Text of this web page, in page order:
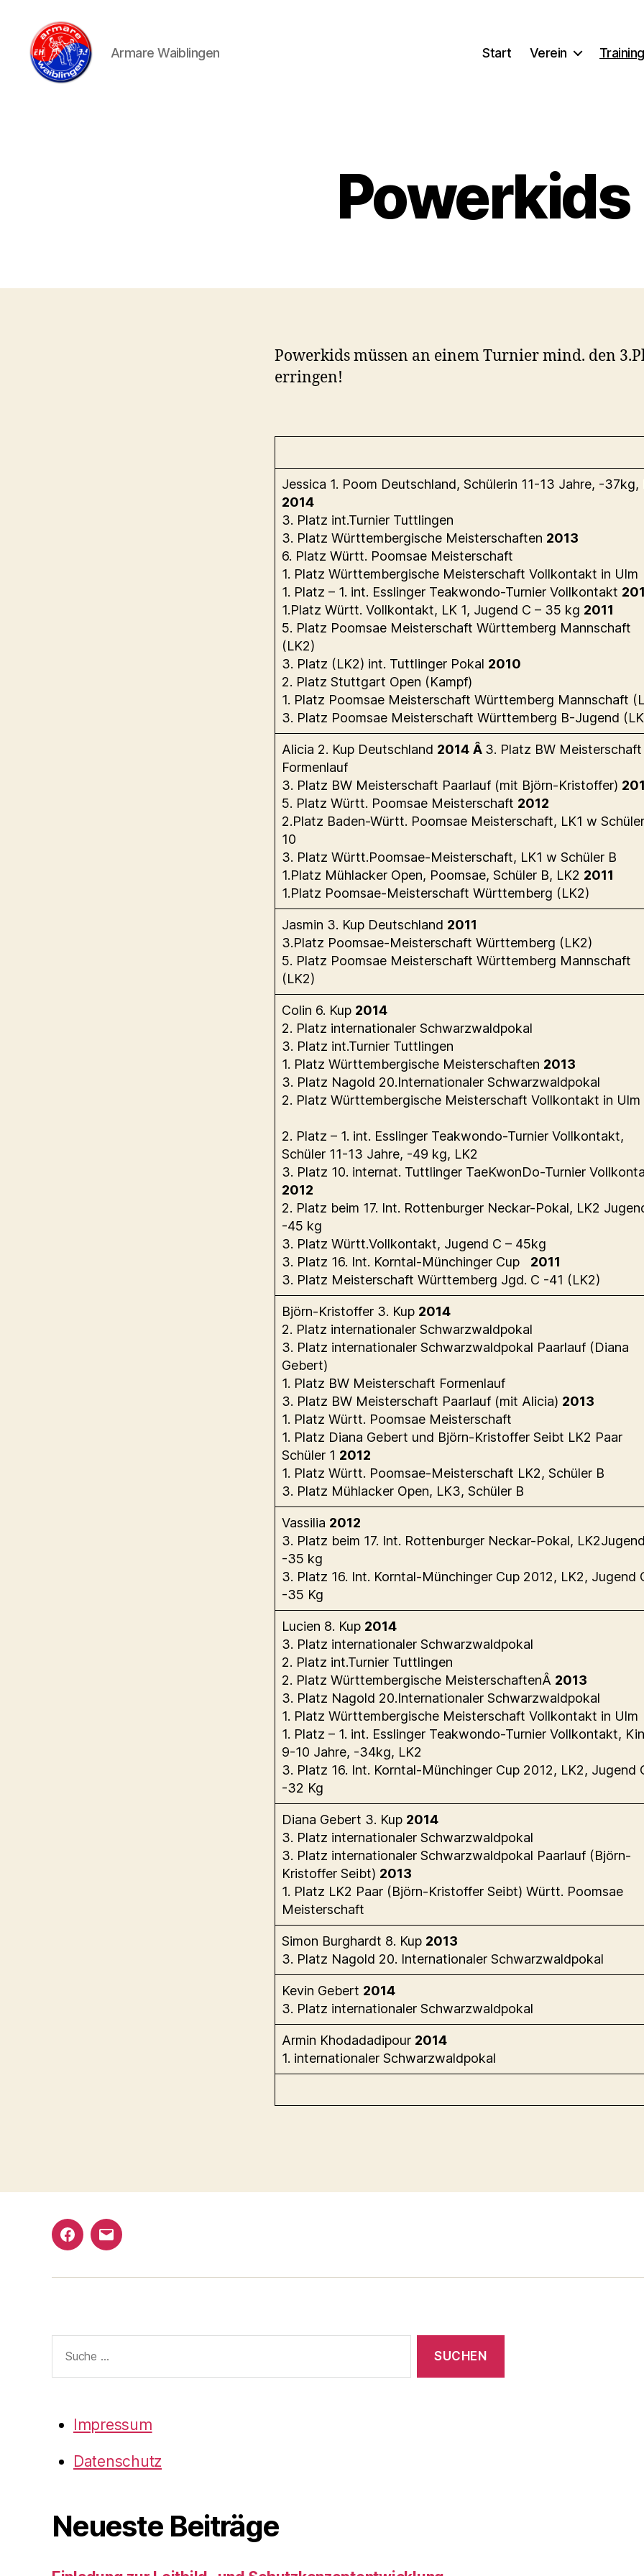
Armare Waiblingen Start Verein Training
Powerkids
Powerkids müssen an einem Turnier mind. den
erringen!
Jessica 1. Poom Deutschland, Schülerin 11-13 Jahre, -37kg,
2014
3. Platz int.Turnier Tuttlingen
3. Platz Württembergische Meisterschaften 2013
6. Platz Württ. Poomsae Meisterschaft
1. Platz Württembergische Meisterschaft Vollkontakt in Ulm
1. Platz – 1. int. Esslinger Teakwondo-Turnier Vollkontakt
1.Platz Württ. Vollkontakt, LK 1, Jugend C – 35 kg 2011
5. Platz Poomsae Meisterschaft Württemberg Mannschaft
(LK2)
3. Platz (LK2) int. Tuttlinger Pokal 2010
2. Platz Stuttgart Open (Kampf)
1. Platz Poomsae Meisterschaft Württemberg Mannschaft
3. Platz Poomsae Meisterschaft Württemberg B-Jugend
Alicia 2. Kup Deutschland 2014 Â 3. Platz BW Meisterschaft
Formenlauf
3. Platz BW Meisterschaft Paarlauf (mit Björn-Kristoffer)
5. Platz Württ. Poomsae Meisterschaft 2012
2.Platz Baden-Württ. Poomsae Meisterschaft, LK1 w
10
3. Platz Württ.Poomsae-Meisterschaft, LK1 w Schüler B
1.Platz Mühlacker Open, Poomsae, Schüler B, LK2 2011
1.Platz Poomsae-Meisterschaft Württemberg (LK2)
Jasmin 3. Kup Deutschland 2011
3.Platz Poomsae-Meisterschaft Württemberg (LK2)
5. Platz Poomsae Meisterschaft Württemberg Mannschaft
(LK2)
Colin 6. Kup 2014
2. Platz internationaler Schwarzwaldpokal
3. Platz int.Turnier Tuttlingen
1. Platz Württembergische Meisterschaften 2013
3. Platz Nagold 20.Internationaler Schwarzwaldpokal
2. Platz Württembergische Meisterschaft Vollkontakt in Ulm
2. Platz – 1. int. Esslinger Teakwondo-Turnier Vollkontakt,
Schüler 11-13 Jahre, -49 kg, LK2
3. Platz 10. internat. Tuttlinger TaeKwonDo-Turnier
2012
2. Platz beim 17. Int. Rottenburger Neckar-Pokal, LK2
-45 kg
3. Platz Württ.Vollkontakt, Jugend C – 45kg
3. Platz 16. Int. Korntal-Münchinger Cup 2011
3. Platz Meisterschaft Württemberg Jgd. C -41 (LK2)
Björn-Kristoffer 3. Kup 2014
2. Platz internationaler Schwarzwaldpokal
3. Platz internationaler Schwarzwaldpokal Paarlauf (Diana
Gebert)
1. Platz BW Meisterschaft Formenlauf
3. Platz BW Meisterschaft Paarlauf (mit Alicia) 2013
1. Platz Württ. Poomsae Meisterschaft
1. Platz Diana Gebert und Björn-Kristoffer Seibt LK2 Paar
Schüler 1 2012
1. Platz Württ. Poomsae-Meisterschaft LK2, Schüler B
3. Platz Mühlacker Open, LK3, Schüler B
Vassilia 2012
3. Platz beim 17. Int. Rottenburger Neckar-Pokal,
-35 kg
3. Platz 16. Int. Korntal-Münchinger Cup 2012, LK2, Jugend
-35 Kg
Lucien 8. Kup 2014
3. Platz internationaler Schwarzwaldpokal
2. Platz int.Turnier Tuttlingen
2. Platz Württembergische MeisterschaftenÂ 2013
3. Platz Nagold 20.Internationaler Schwarzwaldpokal
1. Platz Württembergische Meisterschaft Vollkontakt in Ulm
1. Platz – 1. int. Esslinger Teakwondo-Turnier Vollkontakt,
9-10 Jahre, -34kg, LK2
3. Platz 16. Int. Korntal-Münchinger Cup 2012, LK2, Jugend
-32 Kg
Diana Gebert 3. Kup 2014
3. Platz internationaler Schwarzwaldpokal
3. Platz internationaler Schwarzwaldpokal Paarlauf (Björn-
Kristoffer Seibt) 2013
1. Platz LK2 Paar (Björn-Kristoffer Seibt) Württ. Poomsae
Meisterschaft
Simon Burghardt 8. Kup 2013
3. Platz Nagold 20. Internationaler Schwarzwaldpokal
Kevin Gebert 2014
3. Platz internationaler Schwarzwaldpokal
Armin Khodadadipour 2014
1. internationaler Schwarzwaldpokal
Armare
Facebook
Email
Armare-
nach:
Impressum
Datenschutz
Neueste Beiträge